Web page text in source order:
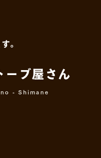
。
ブ屋さん
- Shimane